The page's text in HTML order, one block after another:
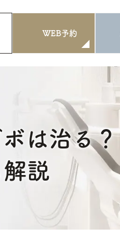
WEB予約
は治る？
説